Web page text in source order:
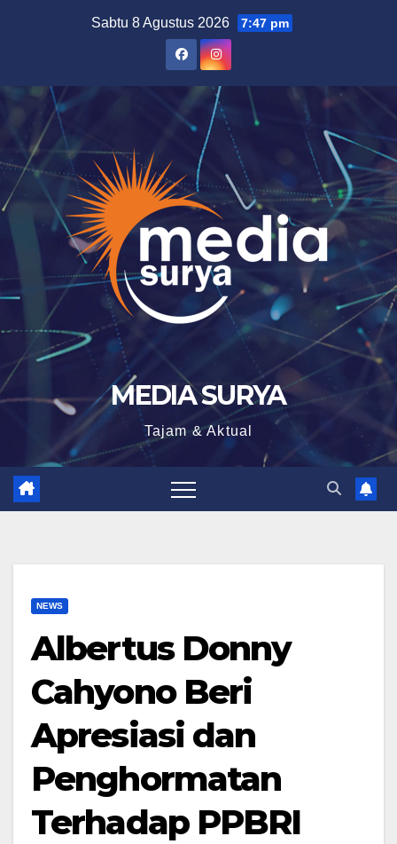
Sabtu 8 Agustus 2026 7:47 pm
MEDIA SURYA
Tajam & Aktual
NEWS
Albertus Donny
Cahyono Beri
Apresiasi dan
Penghormatan
Terhadap PPBRI